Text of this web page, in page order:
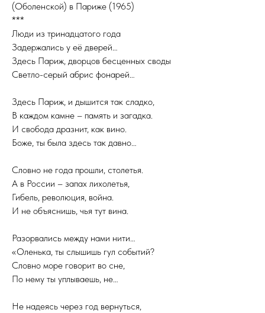
(Оболенской) в Париже (1965)
***
Люди из тринадцатого года
Задержались у её дверей…
Здесь Париж, дворцов бесценных своды
Светло-серый абрис фонарей…
Здесь Париж, и дышится так сладко,
В каждом камне – память и загадка.
И свобода дразнит, как вино.
Боже, ты была здесь так давно…
Словно не года прошли, столетья.
А в России – запах лихолетья,
Гибель, революция, война.
И не объяснишь, чья тут вина.
Разорвались между нами нити…
«Оленька, ты слышишь гул событий?
Словно море говорит во сне,
По нему ты уплываешь, не…
Не надеясь через год вернуться,